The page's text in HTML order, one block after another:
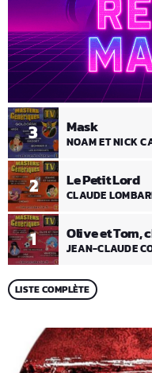
1 Olive et Tom,
JEAN-CLAUDE
2 Le Petit Lord
CLAUDE
3 Mask
NOAM ET NICK
LISTE COMPLÈTE